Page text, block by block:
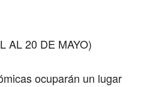
AL 20 DE MAYO)
ocuparán un lugar